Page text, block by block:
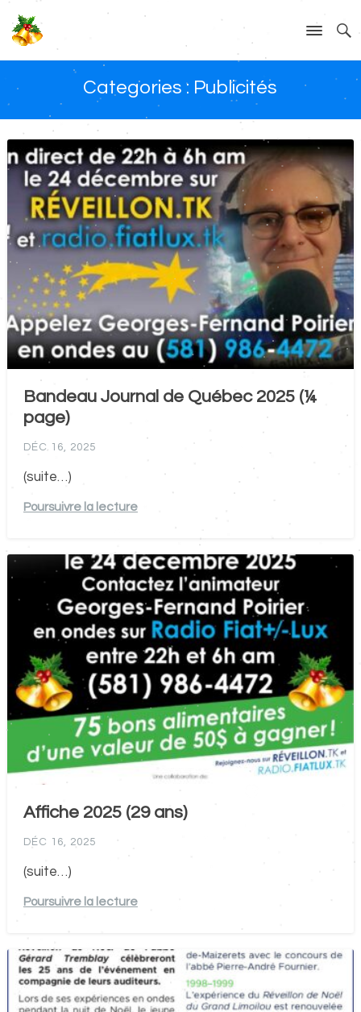
Categories : Publicités
Bandeau Journal de Québec 2025 (¼
page)
DÉC 16, 2025
(suite…)
Poursuivre la lecture
Affiche 2025 (29 ans)
DÉC 16, 2025
(suite…)
Poursuivre la lecture